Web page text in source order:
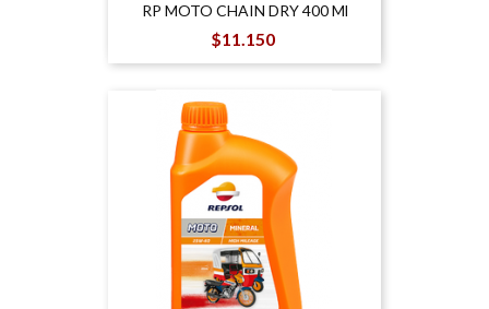
RP MOTO CHAIN DRY 400 Ml
Precio
$11.150